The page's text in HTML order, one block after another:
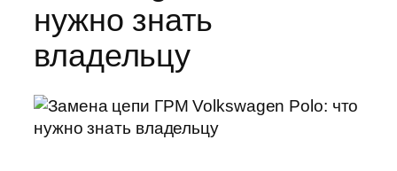
нужно знать
владельцу